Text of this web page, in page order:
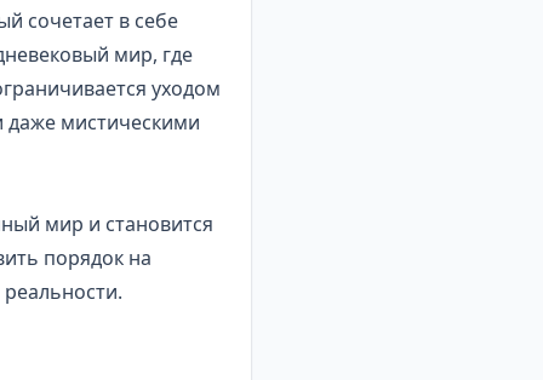
сочетает в себе
мир, где
уходом
даже мистическими
мир и становится
порядок на